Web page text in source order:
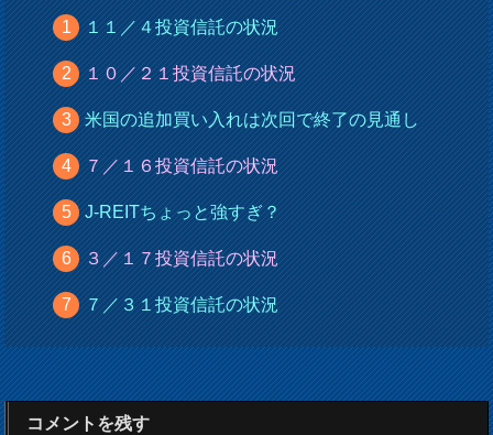
１１／４投資信託の状況
１０／２１投資信託の状況
米国の追加買い入れは次回で終了の見通し
７／１６投資信託の状況
J-REITちょっと強すぎ？
３／１７投資信託の状況
７／３１投資信託の状況
コメントを残す